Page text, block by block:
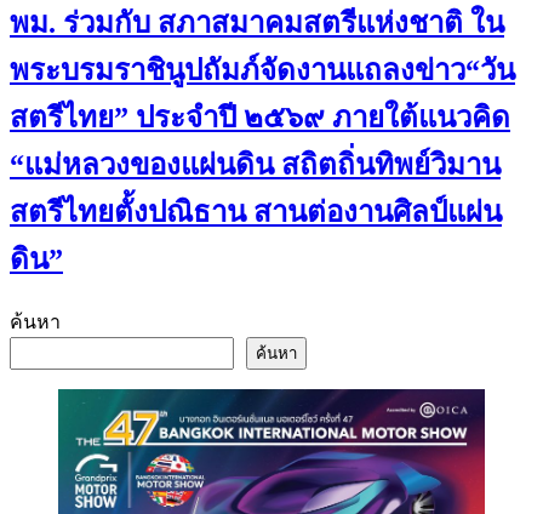
พม. ร่วมกับ สภาสมาคมสตรีแห่งชาติ ใน
พระบรมราชินูปถัมภ์จัดงานแถลงข่าว“วัน
สตรีไทย” ประจําปี ๒๕๖๙ ภายใต้แนวคิด
“แม่หลวงของแผ่นดิน สถิตถิ่นทิพย์วิมาน
สตรีไทยตั้งปณิธาน สานต่องานศิลป์แผ่น
ดิน”
ค้นหา
ค้นหา